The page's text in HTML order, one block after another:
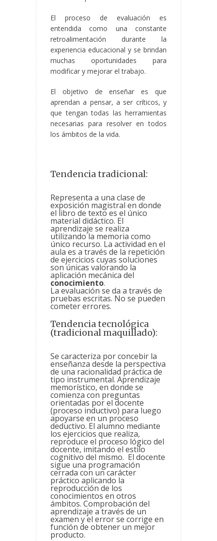
El proceso de evaluación es
entendida como una constante
retroalimentación durante la
experiencia educacional y se brindan
muchas oportunidades para
modificar y mejorar el trabajo.
El objetivo de enseñar es que
aprendan a pensar, a ser críticos, y
que tengan todas las herramientas
necesarias para resolver en todos
los ámbitos de la vida.
Tendencia tradicional:
Representa a una clase de
exposición magistral en donde
el libro de texto es el único
material didáctico. El
aprendizaje se realiza
utilizando la memoria como
único recurso. La actividad en el
aula es a través de la repetición
de ejercicios cuyas soluciones
son únicas valorando la
aplicación mecánica del
conocimiento.
La evaluación se da a través de
pruebas escritas. No se pueden
cometer errores.
Tendencia tecnológica
(tradicional maquillado):
Se caracteriza por concebir la
enseñanza desde la perspectiva
de una racionalidad práctica de
tipo instrumental. Aprendizaje
memorístico, en donde se
comienza con preguntas
orientadas por el docente
(proceso inductivo) para luego
apoyarse en un proceso
deductivo. El alumno mediante
los ejercicios que realiza,
reproduce el proceso lógico del
docente, imitando el estilo
cognitivo del mismo. El docente
sigue una programación
cerrada con un carácter
práctico aplicando la
reproducción de los
conocimientos en otros
ámbitos. Comprobación del
aprendizaje a través de un
examen y el error se corrige en
función de obtener un mejor
producto.